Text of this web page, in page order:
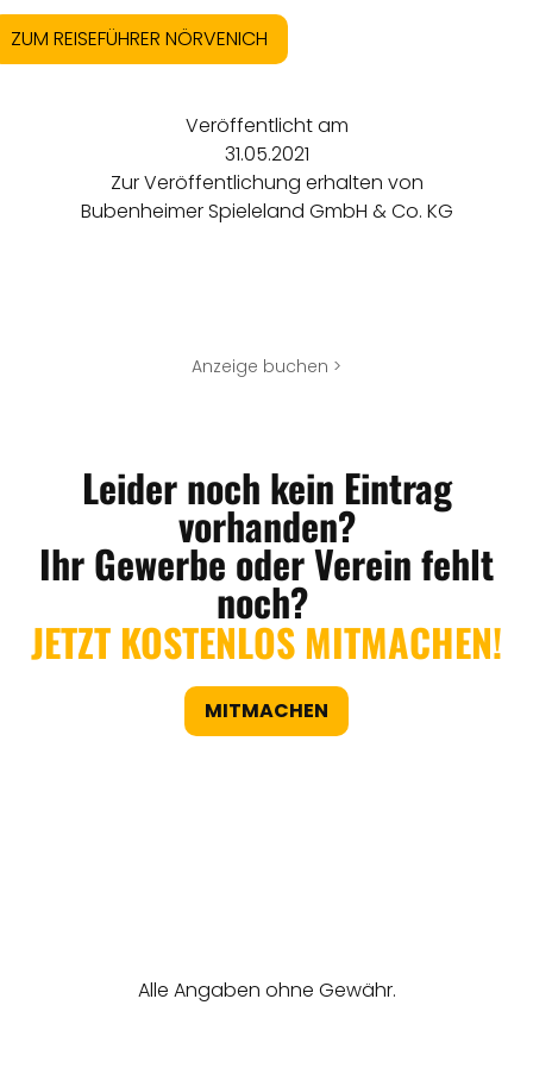
ZUM REISEFÜHRER NÖRVENICH
Veröffentlicht am
31.05.2021
Zur Veröffentlichung erhalten von
Bubenheimer Spieleland GmbH & Co. KG
Anzeige buchen >
Leider noch kein Eintrag
vorhanden?
Ihr Gewerbe oder Verein fehlt
noch?
JETZT KOSTENLOS MITMACHEN!
MITMACHEN